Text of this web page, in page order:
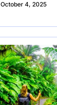
October 4, 2025